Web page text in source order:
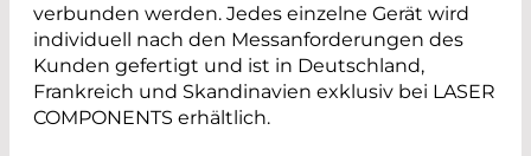
verbunden werden. Jedes einzelne Gerät wird
individuell nach den Messanforderungen des
Kunden gefertigt und ist in Deutschland,
Frankreich und Skandinavien exklusiv bei LASER
COMPONENTS erhältlich.